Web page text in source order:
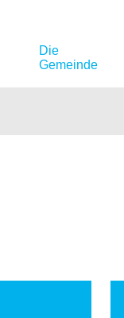
Die
Gemeinde